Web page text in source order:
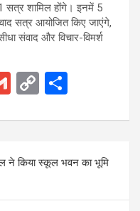
सत्र शामिल होंगे। इनमें 5
सत्र आयोजित किए जाएंगे,
संवाद और विचार-विमर्श
G
ail
C
py
n
k
ar
ने किया स्कूल भवन का भूमि